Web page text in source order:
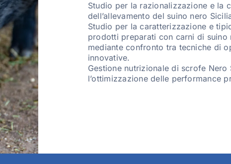
Studio per la razionalizzazione e la
dell’allevamento del suino nero
Studio per la caratterizzazione e
prodotti preparati con carni di suino
mediante confronto tra tecniche di
innovative.
Gestione nutrizionale di scrofe Nero
l’ottimizzazione delle performance